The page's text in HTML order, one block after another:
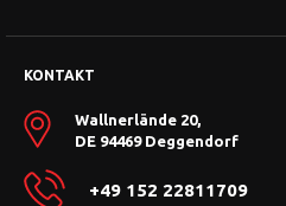
KONTAKT
Wallnerlände 20,
DE 94469 Deggendorf
+49 152 22811709